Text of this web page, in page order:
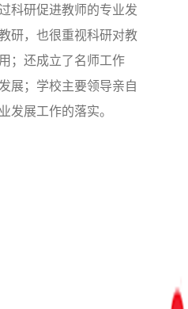
科研促进教师的专业发
研，也很重视科研对教
；还成立了名师工作
展；学校主要领导亲自
发展工作的落实。